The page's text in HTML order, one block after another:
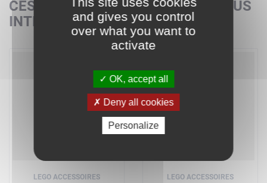
CES SETS POURRAIENT AUSSI VOUS
INTÉRESSER
LEGO ACCESSOIRES LEGO ACCESSOIRES
and gives you control
over what you want to
activate
OK, accept all
Deny all cookies
Personalize